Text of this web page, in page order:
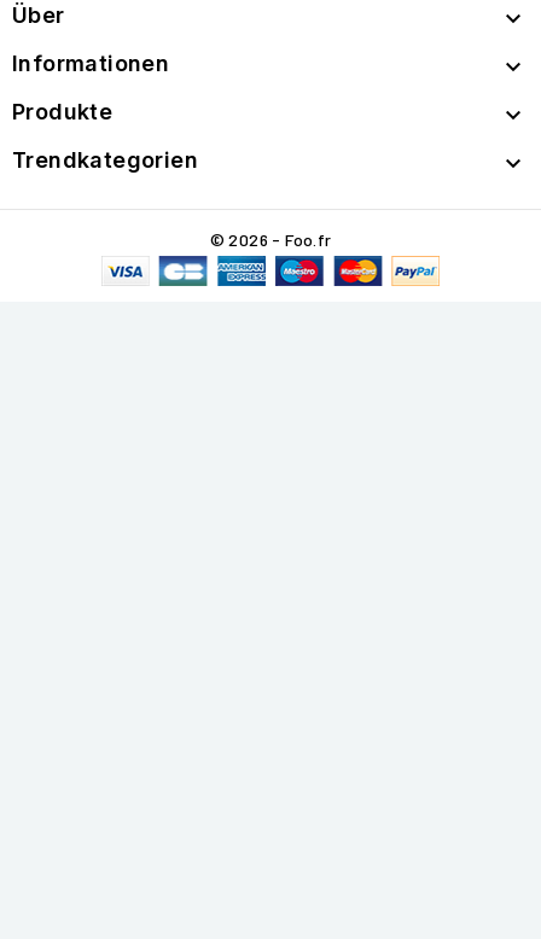
Über 
Informationen 
Produkte 
Trendkategorien 
© 2026 - Foo.fr